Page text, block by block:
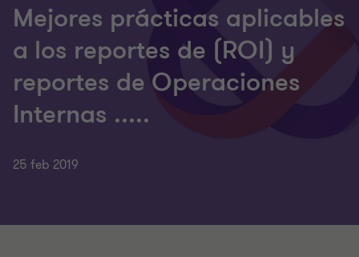
Mejores prácticas aplicables
a los reportes de (ROI) y
reportes de Operaciones
Internas .....
25 feb 2019